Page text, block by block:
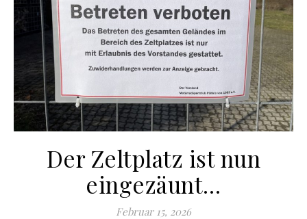
Der Zeltplatz ist nun
eingezäunt…
Februar 15, 2026